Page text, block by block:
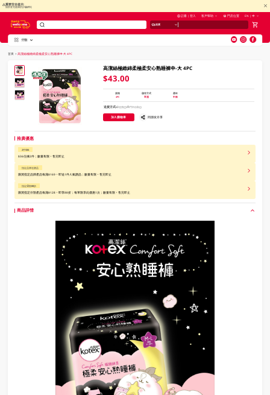
Valid Until 30 June 2026
重要安全提示:
慎防冒充惠康的詐騙網站
註冊 | 登入 客戶幫助 門店位置 EN | 中
送貨
分類
首頁 >高潔絲極緻綿柔極柔安心熟睡褲中-大 4PC
高潔絲極緻綿柔極柔安心熟睡褲中-大 4PC
$43.00
規格
4PC
儲存方式
常溫
產地
中國
送貨方式 送貨 門市自取
加入購物車 同朋友分享
推廣優惠
2件$36
$36任揀2件；數量有限，售完即止
指定品牌送贈品
購買指定品牌產品每滿$169，即送1件人氣贈品；數量有限，售完即止
指定分類88折
購買指定分類產品每滿$128，即享88折；每單限享此優惠1次；數量有限，售完即止
商品詳情